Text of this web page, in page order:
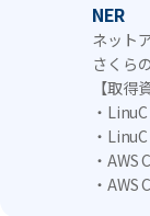
NER
ネット
さくら
【取得
・
・
・
・